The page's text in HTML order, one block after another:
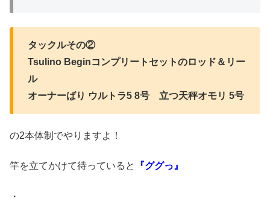
タックルその②
Tsulino Beginコンプリートセットのロッド＆リー
ル
オーナーばり ウルトラ5 8号 立つ天秤オモリ 5号
の2本体制でやりますよ！
竿を立てかけて待っていると 『ググっ』
・